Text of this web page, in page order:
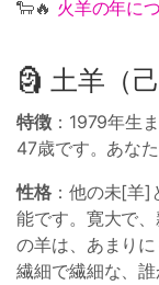
🐑🔥 火羊の年に
🗿 土羊（己
特徴：1979年生
47歳です。あな
性格：他の未[羊]
能です。寛大で
の羊は、あまり
繊細で繊細な、